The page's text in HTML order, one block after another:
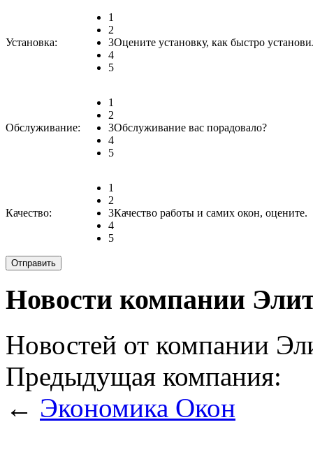
Установка:
1
2
3
4
5
Оцените установку, как быстро
Обслуживание:
1
2
3
4
5
Обслуживание вас порадовало?
Качество:
1
2
3
4
5
Качество работы и самих окон, оцените.
Новости компании
Новостей от компании
Предыдущая компания:
← Экономика Окон